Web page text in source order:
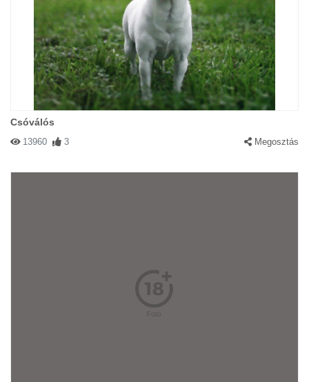
Csóválós
13960 3 Megosztás